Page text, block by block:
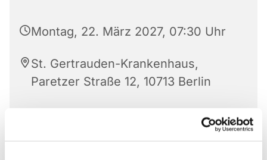
Montag, 22. März 2027, 07:30 Uhr
St. Gertrauden-Krankenhaus,
Paretzer Straße 12, 10713 Berlin